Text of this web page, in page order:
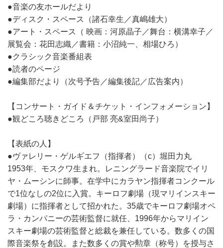
●音楽の友ホールだより
●ディスク・スペース（諸石幸生／真嶋雄大）
●アート・スペース（ 映画：河原晶子／舞台：横溝幸子／
展覧会：花田志織／書籍：小沼純一、相場ひろ）
●クラシック音楽番組表
●読者のページ
●編集部だより（次号予告／編集後記／広告案内）
【コンサート・ガイド＆チケット・インフォメーション】
●観どころ聴きどころ（戸部 亮&室田尚子）
【表紙の人】
●ヴァレリー・ゲルギエフ（指揮者）（c）堀田力丸
1953年、モスクワ生まれ。レニングラード音楽院でイリ
ヤ・ムーシンに師事。在学中にカラヤン指揮者コンクール
で1位なしの2位に入賞。キーロフ劇場（現マリインスキー
劇場）に指揮者として招かれた。35歳でキーロフ劇場オペ
ラ・カンパニーの芸術監督に就任、1996年からマリイン
スキー劇場の芸術監督と総裁を兼任している。数多くの国
際音楽祭を創設。また数多くの賞や勲章（称号）を授与さ